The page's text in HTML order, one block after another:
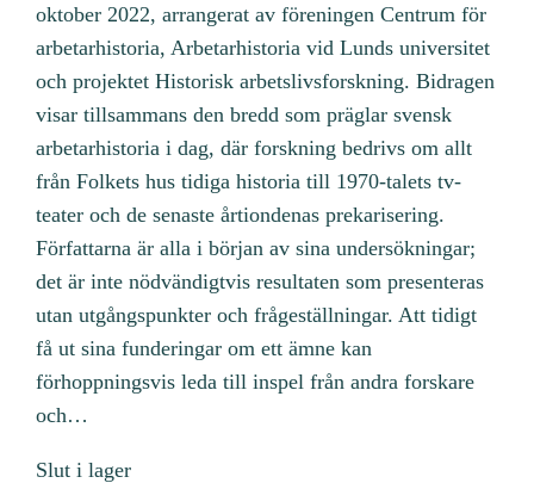
oktober 2022, arrangerat av föreningen Centrum för
arbetarhistoria, Arbetarhistoria vid Lunds universitet
och projektet Historisk arbetslivsforskning. Bidragen
visar tillsammans den bredd som präglar svensk
arbetarhistoria i dag, där forskning bedrivs om allt
från Folkets hus tidiga historia till 1970-talets tv-
teater och de senaste årtiondenas prekarisering.
Författarna är alla i början av sina undersökningar;
det är inte nödvändigtvis resultaten som presenteras
utan utgångspunkter och frågeställningar. Att tidigt
få ut sina funderingar om ett ämne kan
förhoppningsvis leda till inspel från andra forskare
och…
Slut i lager